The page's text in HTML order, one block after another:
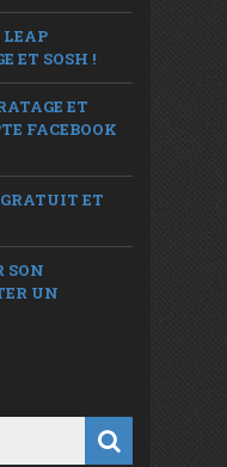
LEAP
ET SOSH !
ET
FACEBOOK
ET
SON
UN